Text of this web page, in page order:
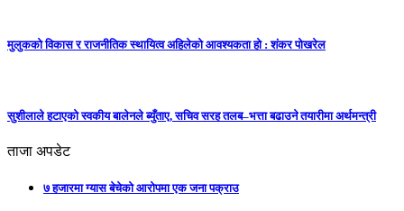
मुलुकको विकास र राजनीतिक स्थायित्व अहिलेको आवश्यकता हो : शंकर पोखरेल
सुशीलाले हटाएको स्वकीय बालेनले ब्युँताए, सचिव सरह तलब–भत्ता बढाउने तयारीमा अर्थमन्त्री
ताजा अपडेट
७ हजारमा ग्यास बेचेको आरोपमा एक जना पक्राउ